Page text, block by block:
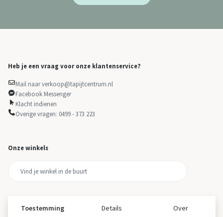
Heb je een vraag voor onze klantenservice?
Mail naar verkoop@tapijtcentrum.nl
Facebook Messenger
Klacht indienen
Overige vragen: 0499 - 373 223
Onze winkels
Toestemming Details Over